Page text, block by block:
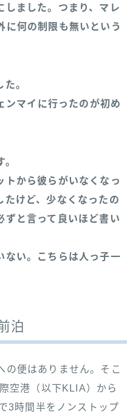
しました。つまり、マレ
に何の制限も無いという
。
ンマイに行ったのが初め
トから彼らがいなくなっ
たけど、少なくなったの
ずと言って良いほど書い
ない。こちらは人っ子一
泊
の便はありません。そこ
空港（以下KLIA）から
3時間半をノンストップ